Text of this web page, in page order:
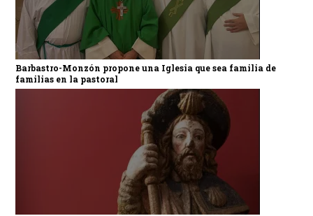
Barbastro-Monzón propone una Iglesia que sea familia de
familias en la pastoral